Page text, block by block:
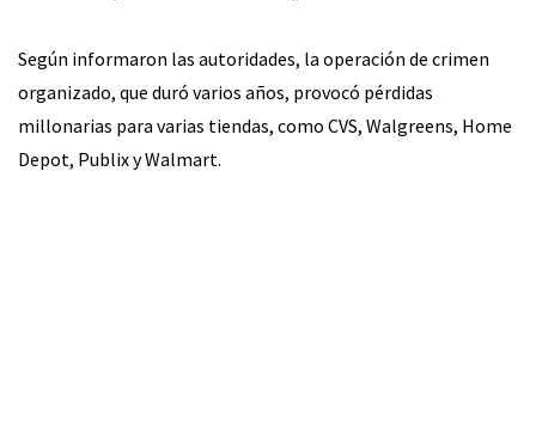
Según informaron las autoridades, la operación de crimen
organizado, que duró varios años, provocó pérdidas
millonarias para varias tiendas, como CVS, Walgreens, Home
Depot, Publix y Walmart.